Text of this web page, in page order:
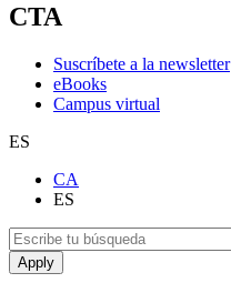
CTA
Suscríbete a la newsletter
eBooks
Campus virtual
ES
CA
ES